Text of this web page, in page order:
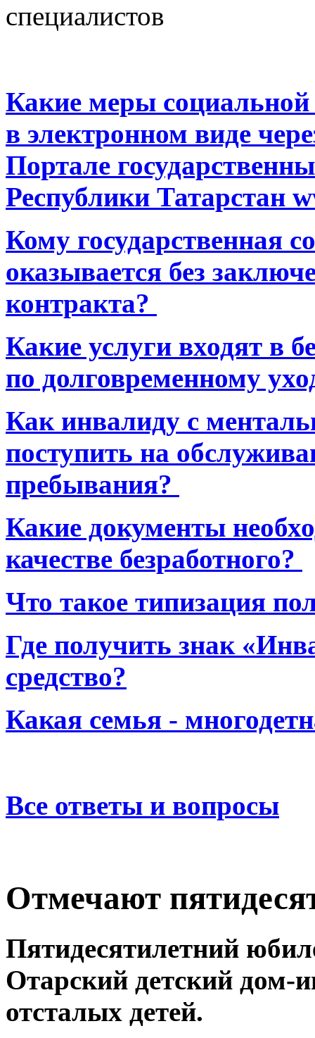
специалистов
Какие меры
в электронном виде
Портале
Республики Татарстан
Кому государственная
оказывается без
контракта?
Какие услуги входят в
по долговременному
Как инвалиду с
поступить на
пребывания?
Какие документы
качестве безработного?
Что такое типизация
Где получить знак
средство?
Какая семья -
Все ответы и вопросы
Отмечают
Пятидесятилетний
Отарский детский дом-
отсталых детей.